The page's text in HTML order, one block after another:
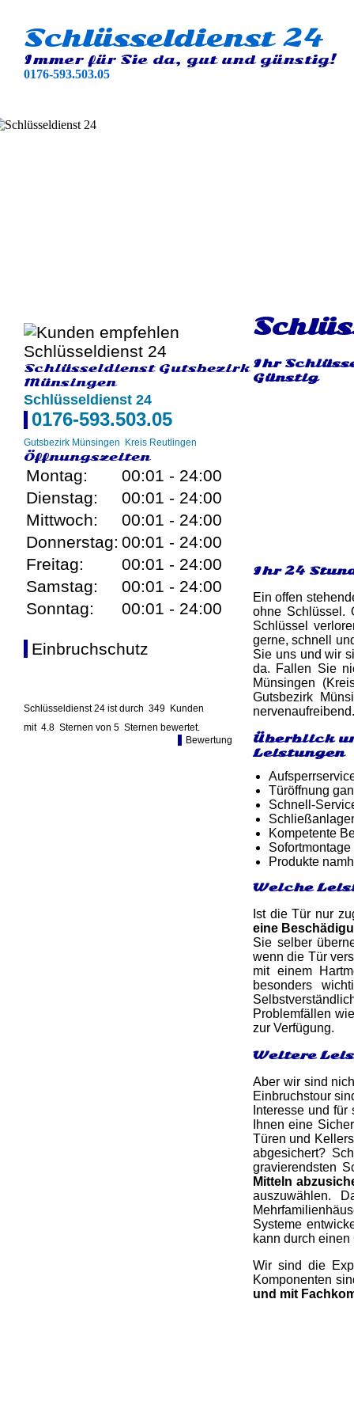
Schlüsseldienst 24
Immer für Sie da, gut und günstig!
0176-593.503.05
Schlüsseldienst Gutsbezirk
Münsingen
Schlüsseldienst 24
0176-593.503.05
Gutsbezirk Münsingen Kreis Reutlingen
Öffnungszeiten
Montag:
00:01 - 24:00
Dienstag:
00:01 - 24:00
Mittwoch:
00:01 - 24:00
Donnerstag: 00:01 - 24:00
Freitag:
00:01 - 24:00
Samstag:
00:01 - 24:00
Sonntag:
00:01 - 24:00
Einbruchschutz
Schlüsseldienst 24 ist durch 349 Kunden
mit 4.8 Sternen von 5 Sternen bewertet.
Bewertung
Ihr
Günstig
Ihr 24
Ein offen
ohne Schlüssel.
Schlüssel
gerne, schnell
Sie uns und wir
da. Fallen Sie
Münsingen
Gutsbezirk
Überblick
Leistungen
Türöffnung
Schnell-
Kompetente
Produkte
Welche
Ist die Tür nur
eine
Sie selber
wenn die Tür
mit einem
besonders
Problemfällen
zur Verfügung.
Weitere
Aber wir sind
Einbruchstour
Interesse und
Ihnen eine
Türen und
abgesichert?
gravierendsten
Mitteln
auszuwählen.
Systeme
kann durch
Wir sind die
Komponenten
und mit